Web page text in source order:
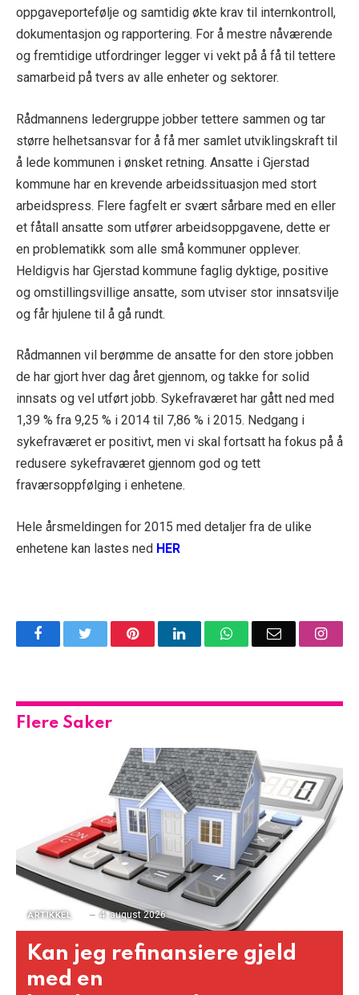
oppgaveportefølje og samtidig økte krav til internkontroll,
dokumentasjon og rapportering. For å mestre nåværende
og fremtidige utfordringer legger vi vekt på å få til tettere
samarbeid på tvers av alle enheter og sektorer.
Rådmannens ledergruppe jobber tettere sammen og tar
større helhetsansvar for å få mer samlet utviklingskraft til
å lede kommunen i ønsket retning. Ansatte i Gjerstad
kommune har en krevende arbeidssituasjon med stort
arbeidspress. Flere fagfelt er svært sårbare med en eller
et fåtall ansatte som utfører arbeidsoppgavene, dette er
en problematikk som alle små kommuner opplever.
Heldigvis har Gjerstad kommune faglig dyktige, positive
og omstillingsvillige ansatte, som utviser stor innsatsvilje
og får hjulene til å gå rundt.
Rådmannen vil berømme de ansatte for den store jobben
de har gjort hver dag året gjennom, og takke for solid
innsats og vel utført jobb. Sykefraværet har gått ned med
1,39 % fra 9,25 % i 2014 til 7,86 % i 2015. Nedgang i
sykefraværet er positivt, men vi skal fortsatt ha fokus på å
redusere sykefraværet gjennom god og tett
fraværsoppfølging i enhetene.
Hele årsmeldingen for 2015 med detaljer fra de ulike
enhetene kan lastes ned HER
FacebookTwitter PinterestLinkedInWhatsAppEmail
Flere Saker
ARTIKKEL 4. august 2026
Kan jeg refinansiere gjeld
med en